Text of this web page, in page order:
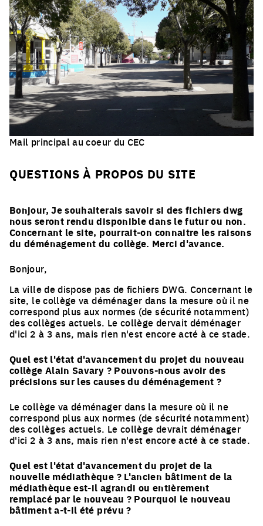
Mail principal au coeur du CEC
QUESTIONS À PROPOS DU SITE
Bonjour, Je souhaiterais savoir si des fichiers dwg
nous seront rendu disponible dans le futur ou non.
Concernant le site, pourrait-on connaitre les raisons
du déménagement du collège. Merci d'avance.
Bonjour,
La ville de dispose pas de fichiers DWG. Concernant le
site, le collège va déménager dans la mesure où il ne
correspond plus aux normes (de sécurité notamment)
des collèges actuels. Le collège dervait déménager
d'ici 2 à 3 ans, mais rien n'est encore acté à ce stade.
Quel est l'état d'avancement du projet du nouveau
collège Alain Savary ? Pouvons-nous avoir des
précisions sur les causes du déménagement ?
Le collège va déménager dans la mesure où il ne
correspond plus aux normes (de sécurité notamment)
des collèges actuels. Le collège devrait déménager
d'ici 2 à 3 ans, mais rien n'est encore acté à ce stade.
Quel est l'état d'avancement du projet de la
nouvelle médiathèque ? L'ancien bâtiment de la
médiathèque est-il agrandi ou entièrement
remplacé par le nouveau ? Pourquoi le nouveau
bâtiment a-t-il été prévu ?
*Europan est un réseau européen de concours d’idées
d'architecture, d'urbanisme et de paysage pour jeunes
concepteurs qui prennent soin de milieux habités, et
suivis de processus de réalisation